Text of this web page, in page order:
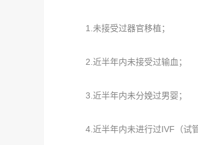
1.未接受过器官移植；
2.近半年内未接受过输血；
3.近半年内未分娩过男婴；
4.近半年内未进行过IVF（试管